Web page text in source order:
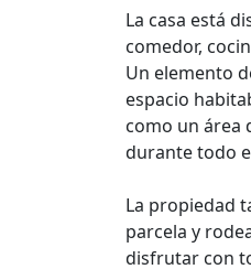
La casa está
comedor,
Un elemento
espacio
como un área
durante todo
La propiedad
parcela y
disfrutar con